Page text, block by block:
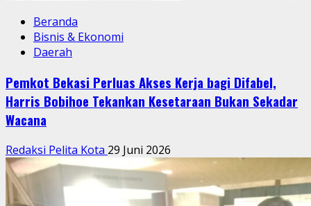
Beranda
Bisnis & Ekonomi
Daerah
Pemkot Bekasi Perluas Akses Kerja bagi Difabel,
Harris Bobihoe Tekankan Kesetaraan Bukan Sekadar
Wacana
Redaksi Pelita Kota 29 Juni 2026